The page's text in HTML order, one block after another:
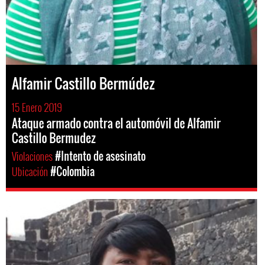
Alfamir Castillo Bermúdez
15 Enero 2019
Ataque armado contra el automóvil de Alfamir
Castillo Bermudez
Violaciones#Intento de asesinato
Ubicación#Colombia